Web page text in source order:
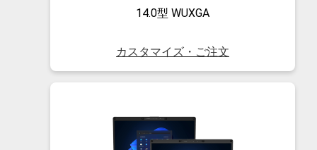
14.0型 WUXGA
カスタマイズ・ご注文